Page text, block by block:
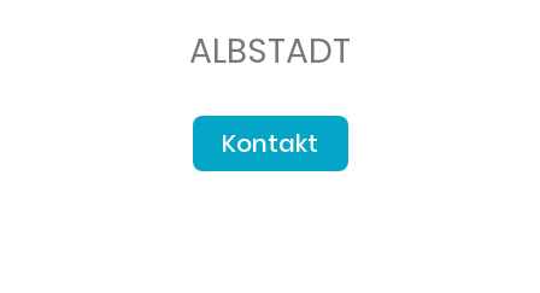
ALBSTADT
Kontakt